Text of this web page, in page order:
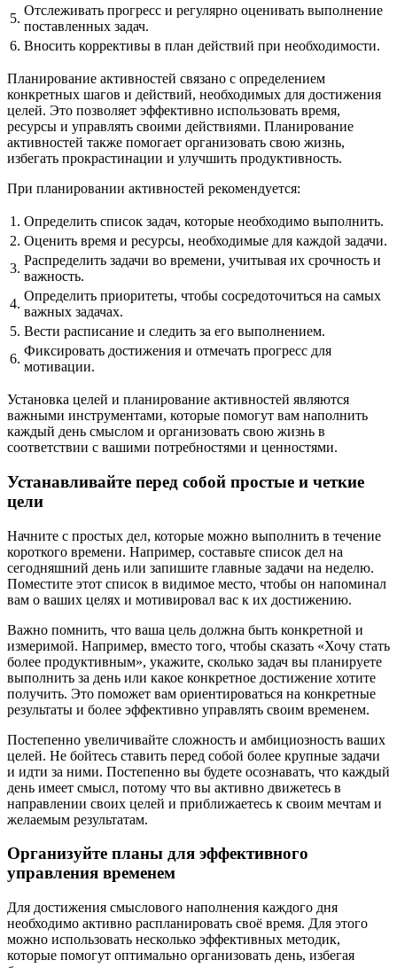
5.
Отслеживать прогресс и регулярно оценивать выполнение
поставленных задач.
6. Вносить коррективы в план действий при необходимости.
Планирование активностей связано с определением
конкретных шагов и действий, необходимых для достижения
целей. Это позволяет эффективно использовать время,
ресурсы и управлять своими действиями. Планирование
активностей также помогает организовать свою жизнь,
избегать прокрастинации и улучшить продуктивность.
При планировании активностей рекомендуется:
1. Определить список задач, которые необходимо выполнить.
2. Оценить время и ресурсы, необходимые для каждой задачи.
3.
Распределить задачи во времени, учитывая их срочность и
важность.
4.
Определить приоритеты, чтобы сосредоточиться на самых
важных задачах.
5. Вести расписание и следить за его выполнением.
6.
Фиксировать достижения и отмечать прогресс для
мотивации.
Установка целей и планирование активностей являются
важными инструментами, которые помогут вам наполнить
каждый день смыслом и организовать свою жизнь в
соответствии с вашими потребностями и ценностями.
Устанавливайте перед собой простые и четкие
цели
Начните с простых дел, которые можно выполнить в течение
короткого времени. Например, составьте список дел на
сегодняшний день или запишите главные задачи на неделю.
Поместите этот список в видимое место, чтобы он напоминал
вам о ваших целях и мотивировал вас к их достижению.
Важно помнить, что ваша цель должна быть конкретной и
измеримой. Например, вместо того, чтобы сказать «Хочу стать
более продуктивным», укажите, сколько задач вы планируете
выполнить за день или какое конкретное достижение хотите
получить. Это поможет вам ориентироваться на конкретные
результаты и более эффективно управлять своим временем.
Постепенно увеличивайте сложность и амбициозность ваших
целей. Не бойтесь ставить перед собой более крупные задачи
и идти за ними. Постепенно вы будете осознавать, что каждый
день имеет смысл, потому что вы активно движетесь в
направлении своих целей и приближаетесь к своим мечтам и
желаемым результатам.
Организуйте планы для эффективного
управления временем
Для достижения смыслового наполнения каждого дня
необходимо активно распланировать своё время. Для этого
можно использовать несколько эффективных методик,
которые помогут оптимально организовать день, избегая